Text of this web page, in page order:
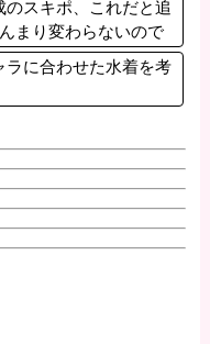
のスキポ、これだと追
まり変わらないので
ラに合わせた水着を考